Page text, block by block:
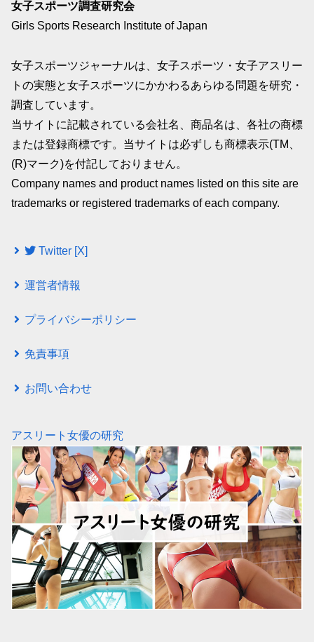
女子スポーツ調査研究会
Girls Sports Research Institute of Japan
女子スポーツジャーナルは、女子スポーツ・女子アスリー
トの実態と女子スポーツにかかわるあらゆる問題を研究・
調査しています。
当サイトに記載されている会社名、商品名は、各社の商標
または登録商標です。当サイトは必ずしも商標表示(TM、
(R)マーク)を付記しておりません。
Company names and product names listed on this site are
trademarks or registered trademarks of each company.
Twitter [X]
運営者情報
プライバシーポリシー
免責事項
お問い合わせ
アスリート女優の研究